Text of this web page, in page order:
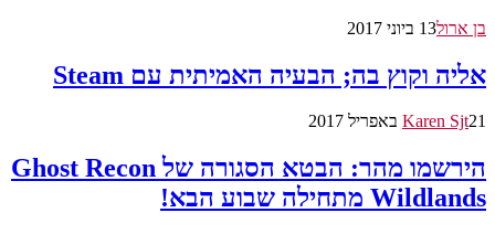
בן ארול13 ביוני 2017
אליה וקוץ בה; הבעיה האמיתית עם Steam
Karen Sjt21 באפריל 2017
הירשמו מהר: הבטא הסגורה של Ghost Recon
Wildlands מתחילה שבוע הבא!